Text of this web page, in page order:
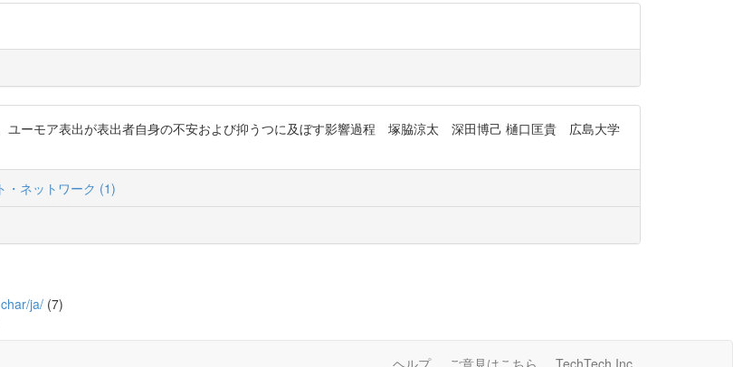
ユーモア表出が表出者自身の不安および抑うつに及ぼす影響過程 塚脇涼太 深田博己 樋口匡貴 広島大学
・ネットワーク (1)
ja/ (7)
ヘルプ ご意見はこちら TechTech Inc.